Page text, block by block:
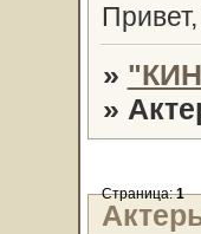
»
»
Страница:1